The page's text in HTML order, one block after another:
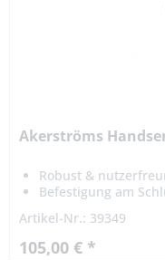
Akerströms
Robust &
Befestigung am
Artikel-Nr.: 39349
105,00 € *